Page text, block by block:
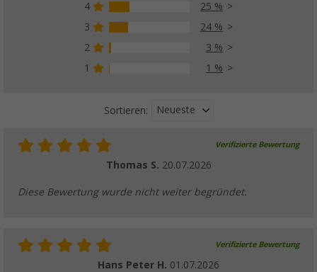
4
25 %
3
24 %
2
3 %
1
1 %
Sortieren: Neueste
Verifizierte Bewertung
Thomas S. 20.07.2026
Diese Bewertung wurde nicht weiter begründet.
Verifizierte Bewertung
Hans Peter H. 01.07.2026